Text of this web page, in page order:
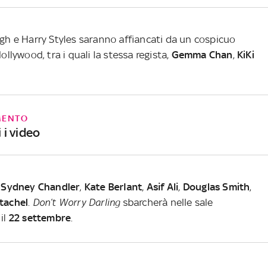
e Harry Styles saranno affiancati da un cospicuo
tra i quali la stessa regista, Gemma Chan, KiKi
video
Sydney Chandler, Kate Berlant, Asif Ali, Douglas Smith,
Don’t Worry Darlingsbarcherà nelle sale
22 settembre